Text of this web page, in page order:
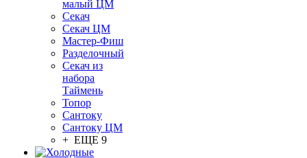
малый ЦМ
Секач
Секач ЦМ
Мастер-Фиш
Разделочный
Секач из
набора
Таймень
Топор
Сантоку
Сантоку ЦМ
+ ЕЩЕ 9